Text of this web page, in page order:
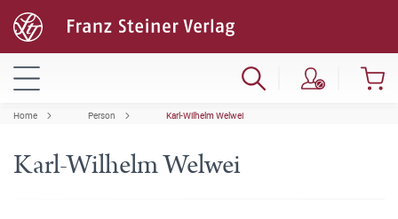
Home Person Karl-Wilhelm Welwei
Karl-Wilhelm Welwei